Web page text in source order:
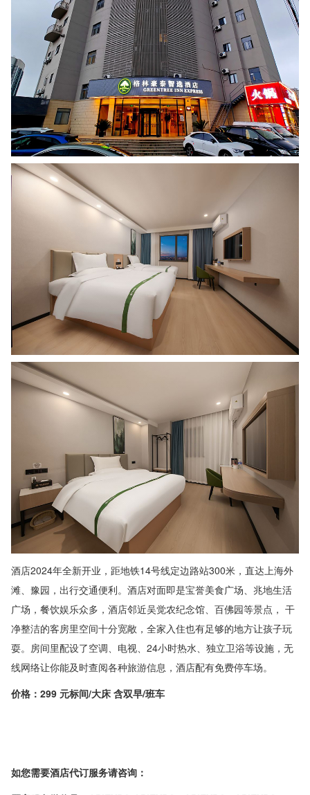
酒店2024年全新开业，距地铁14号线定边路站300米，直达上海外
滩、豫园，出行交通便利。酒店对面即是宝誉美食广场、兆地生活
广场，餐饮娱乐众多，酒店邻近吴觉农纪念馆、百佛园等景点， 干
净整洁的客房里空间十分宽敞，全家入住也有足够的地方让孩子玩
耍。房间里配设了空调、电视、24小时热水、独立卫浴等设施，无
线网络让你能及时查阅各种旅游信息，酒店配有免费停车场。
价格：299 元标间/大床 含双早/班车
如您需要酒店代订服务请咨询：